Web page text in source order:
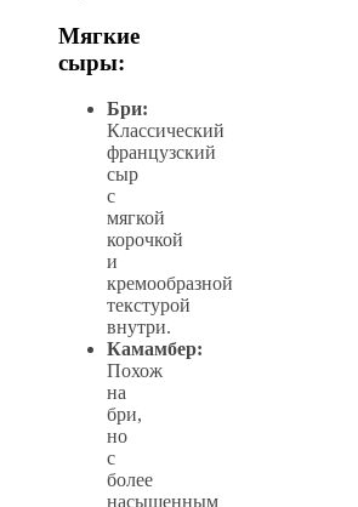
Мягкие
сыры:
Бри:
Классический
французский
сыр
с
мягкой
корочкой
и
кремообразной
текстурой
внутри.
Камамбер:
Похож
на
бри,
но
с
более
насыщенным